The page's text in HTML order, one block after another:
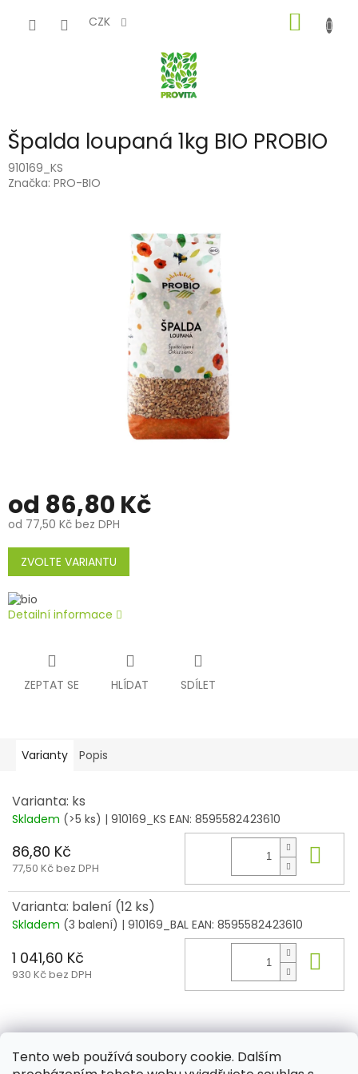
Tento web používá soubory cookie. Dalším
CZK
KOŠÍK
Špalda loupaná 1kg BIO PROBIO
910169_KS
Značka: PRO-BIO
od 86,80 Kč
od 77,50 Kč bez DPH
Měrná
cena:
ZVOLTE VARIANTU
Detailní informace
ZEPTAT SE HLÍDAT SDÍLET
Varianty Popis
Varianta: ks
Skladem (>5 ks) | 910169_KS EAN: 8595582423610
86,80 Kč
77,50 Kč bez DPH
Varianta: balení (12 ks)
Skladem (3 balení) | 910169_BAL EAN: 8595582423610
1 041,60 Kč
930 Kč bez DPH
Z
Aktuality Kamenné prodejny Kosmetika Provita